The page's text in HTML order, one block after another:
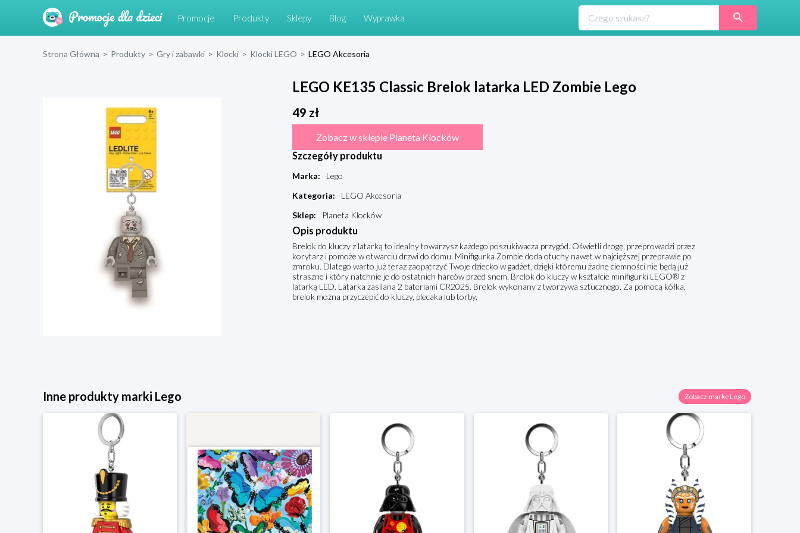
Promocje Produkty Sklepy Blog Wyprawka
Strona Główna > Produkty > Gry i zabawki > Klocki > Klocki LEGO > LEGO Akcesoria
LEGO KE135 Classic Brelok latarka LED Zombie Lego
49 zł
Zobacz w sklepie Planeta Klocków
Szczegóły produktu
Marka:
Lego
Kategoria:
LEGO Akcesoria
Sklep: Planeta Klocków
Opis produktu
Brelok do kluczy z latarką to idealny towarzysz każdego poszukiwacza przygód. Oświetli drogę, przeprowadzi przez
korytarz i pomoże w otwarciu drzwi do domu. Minifigurka Zombie doda otuchy nawet w najcięższej przeprawie po
zmroku. Dlatego warto już teraz zaopatrzyć Twoje dziecko w gadżet, dzięki któremu żadne ciemności nie będą już
straszne i który natchnie je do ostatnich harców przed snem. Brelok do kluczy w kształcie minifigurki LEGO® z
latarką LED. Latarka zasilana 2 bateriami CR2025. Brelok wykonany z tworzywa sztucznego. Za pomocą kółka,
brelok można przyczepić do kluczy, plecaka lub torby.
Inne produkty marki Lego Zobacz markę Lego